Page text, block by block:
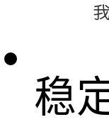
稳
稳